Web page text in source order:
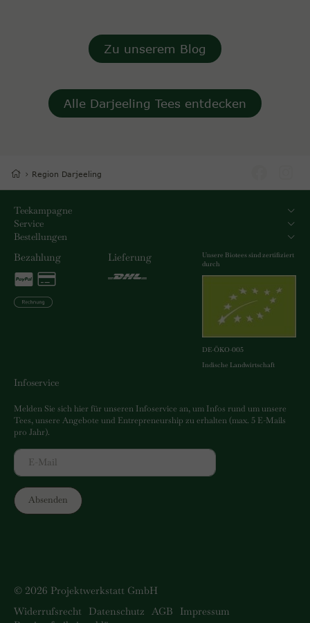
Zu unserem Blog
Alle Darjeeling Tees entdecken
Region Darjeeling
Teekampagne
Service
Bestellungen
Bezahlung
Lieferung
Unsere Biotees sind zertifiziert
durch
DE-ÖKO-005
Indische Landwirtschaft
Infoservice
Melden Sie sich hier für unseren Infoservice an, um Infos rund um unsere
Tees, unsere Angebote und Entrepreneurship zu erhalten (max. 5 E-Mails
pro Jahr).
© 2026 Projektwerkstatt GmbH
Widerrufsrecht
Datenschutz AGB
Impressum